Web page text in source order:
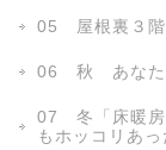
05 屋根裏３階
06 秋 あなた
07 冬「床暖房
もホッコリあっ